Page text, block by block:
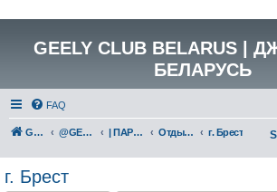
GEELY CLUB BELARUS |
БЕЛАРУСЬ
FAQ
GEELY Club Belarus @GEELYCLUBBY | ПАРТНЕРЫ КЛУБА Отдых и развлечения г. Брест
г. Брест